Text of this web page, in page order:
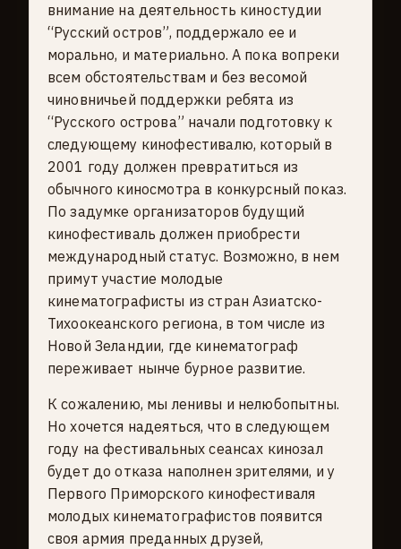
внимание на деятельность киностудии
“Русский остров”, поддержало ее и
морально, и материально. А пока вопреки
всем обстоятельствам и без весомой
чиновничьей поддержки ребята из
“Русского острова” начали подготовку к
следующему кинофестивалю, который в
2001 году должен превратиться из
обычного киносмотра в конкурсный показ.
По задумке организаторов будущий
кинофестиваль должен приобрести
международный статус. Возможно, в нем
примут участие молодые
кинематографисты из стран Азиатско-
Тихоокеанского региона, в том числе из
Новой Зеландии, где кинематограф
переживает нынче бурное развитие.
К сожалению, мы ленивы и нелюбопытны.
Но хочется надеяться, что в следующем
году на фестивальных сеансах кинозал
будет до отказа наполнен зрителями, и у
Первого Приморского кинофестиваля
молодых кинематографистов появится
своя армия преданных друзей,